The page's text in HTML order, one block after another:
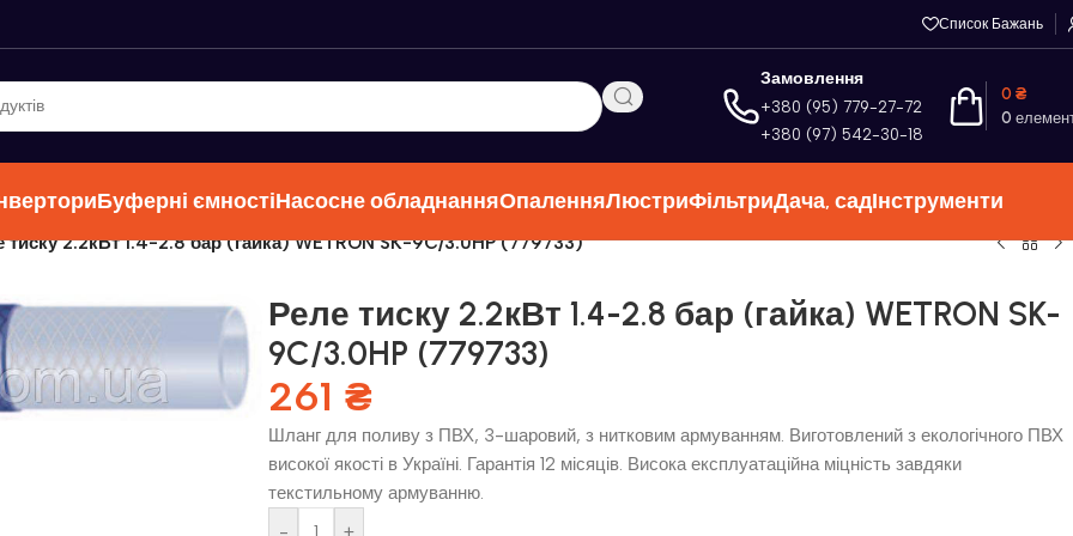
Список Бажань
Замовлення
+380 (95) 779-27-72
+380 (97) 542-30-18
0
0 ₴
Буферні ємностіНасосне обладнанняОпаленняЛюстриФільтриДача, садІнструменти
тиску 2.2кВт 1.4-2.8 бар (гайка) WETRON SK-9C/3.0HP (779733)
Реле тиску 2.2кВт 1.4-2.8 бар (гайка) WETRON SK-
9C/3.0HP (779733)
261 ₴
Шланг для поливу з ПВХ, 3-шаровий, з нитковим армуванням. Виготовлений з екологічного ПВХ
високої якості в Україні. Гарантія 12 місяців. Висока експлуатаційна міцність завдяки
текстильному армуванню.